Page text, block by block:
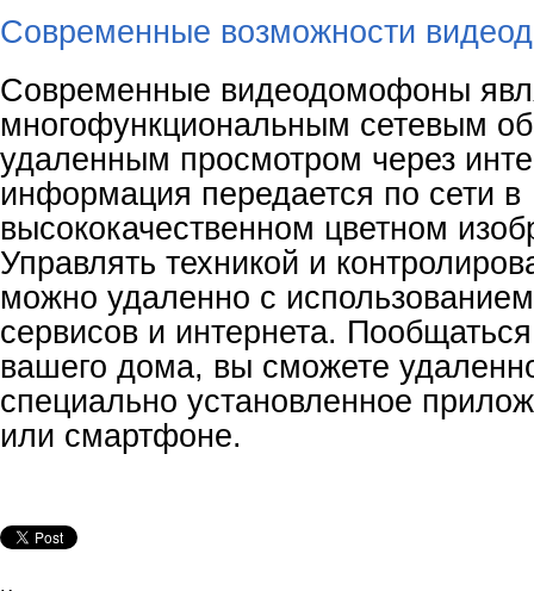
Современные возможности
Современные видеодомофоны
многофункциональным сетевым
удаленным просмотром через
информация передается по сети в
высококачественном цветном
Управлять техникой и
можно удаленно с
сервисов и интернета.
вашего дома, вы сможете
специально установленное
или смартфоне.